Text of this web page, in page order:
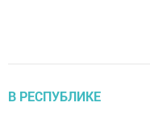
В РЕСПУБЛИКЕ